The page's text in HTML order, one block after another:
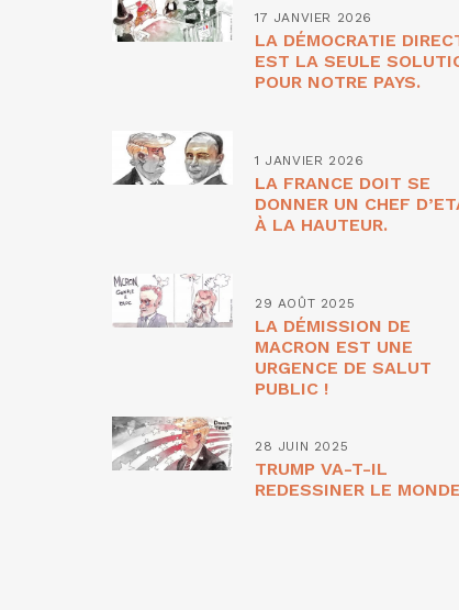
17 JANVIER 2026
LA DÉMOCRATIE
EST LA SEULE
POUR NOTRE PAYS.
1 JANVIER 2026
LA FRANCE DOIT SE
DONNER UN CHEF
À LA HAUTEUR.
29 AOÛT 2025
LA DÉMISSION DE
MACRON EST UNE
URGENCE DE SALUT
PUBLIC !
28 JUIN 2025
TRUMP VA-T-IL
REDESSINER LE